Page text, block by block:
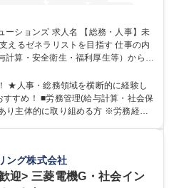
支給 土日祝休み 寮・社宅あり
【総務・人事】未
ゼネラリストを目指す 仕事の内
計算・安全衛生・福利厚生等）からお
教育業務へ守備範囲を広げ、組織運
理、給与
安全衛生、健康経営推進等をお任せ
など、幅広く経験を積んでいただき
境です。 募集職種 【総
組織運営を支えるゼネラリストを目
★人事・総務領域を横断的に経験し
与計算・社会保
り主体的に取り組める方 ※労務経験
保険手続き・勤怠管理など）の経験
ング株式会社
迎> 三菱電機G・社会イン